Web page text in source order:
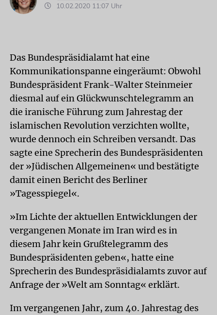
10.02.2020 11:07 Uhr
Das Bundespräsidialamt hat eine
Kommunikationspanne eingeräumt: Obwohl
Bundespräsident Frank-Walter Steinmeier
diesmal auf ein Glückwunschtelegramm an
die iranische Führung zum Jahrestag der
islamischen Revolution verzichten wollte,
wurde dennoch ein Schreiben versandt. Das
sagte eine Sprecherin des Bundespräsidenten
der »Jüdischen Allgemeinen« und bestätigte
damit einen Bericht des Berliner
»Tagesspiegel«.
»Im Lichte der aktuellen Entwicklungen der
vergangenen Monate im Iran wird es in
diesem Jahr kein Grußtelegramm des
Bundespräsidenten geben«, hatte eine
Sprecherin des Bundespräsidialamts zuvor auf
Anfrage der »Welt am Sonntag« erklärt.
Im vergangenen Jahr, zum 40. Jahrestag des